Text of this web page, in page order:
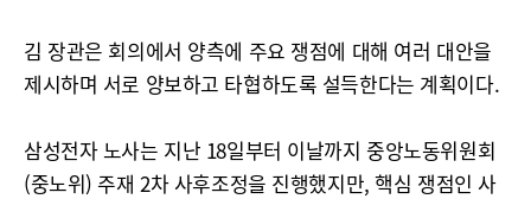
김 장관은 회의에서 양측에 주요 쟁점에 대해 여러 대안을
제시하며 서로 양보하고 타협하도록 설득한다는 계획이다.
삼성전자 노사는 지난 18일부터 이날까지 중앙노동위원회
(중노위) 주재 2차 사후조정을 진행했지만, 핵심 쟁점인 사